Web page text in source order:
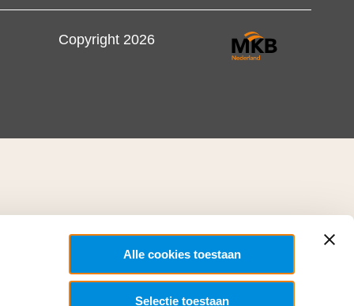
Alle cookies toestaan
Selectie toestaan
Copyright 2026